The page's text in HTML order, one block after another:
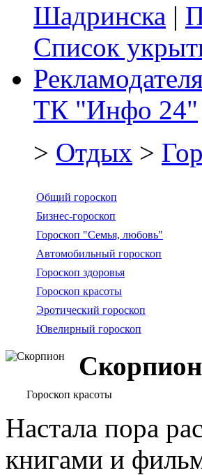
Шадринска |
Список
ТК "Инфо 24"
> Отдых >
Общий гороскоп
Бизнес-гороскоп
Гороскоп "Семья, любовь"
Автомобильный гороскоп
Гороскоп здоровья
Гороскоп красоты
Эротический гороскоп
Ювелирный гороскоп
Гороскоп красоты
Настала пора
книгами и